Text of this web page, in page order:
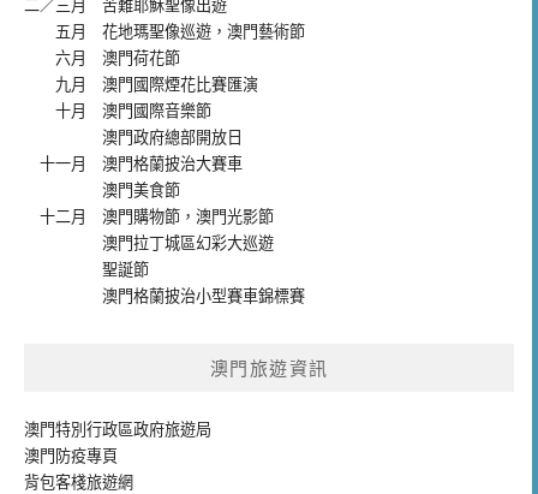
二／三月 苦難耶穌聖像出遊
五月 花地瑪聖像巡遊 ， 澳門藝術節
六月 澳門荷花節
九月 澳門國際煙花比賽匯演
十月 澳門國際音樂節
澳門政府總部開放日
十一月 澳門格蘭披治大賽車
澳門美食節
十二月 澳門購物節 ， 澳門光影節
澳門拉丁城區幻彩大巡遊
聖誕節
澳門格蘭披治小型賽車錦標賽
澳門旅遊資訊
澳門特別行政區政府旅遊局
澳門防疫專頁
背包客棧旅遊網